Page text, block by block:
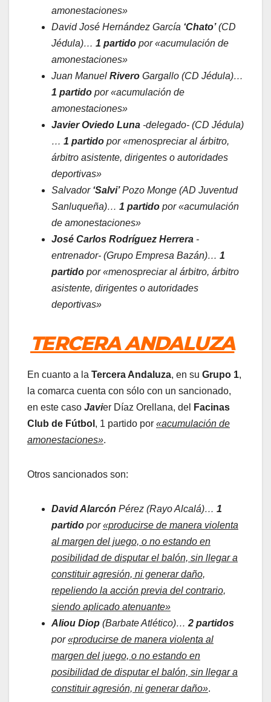
amonestaciones»
David José Hernández García ‘Chato’(CD
Jédula)… 1 partido por «acumulación de
amonestaciones»
Juan Manuel Rivero Gargallo (CD Jédula)…
1 partido por «acumulación de
amonestaciones»
Javier Oviedo Luna -delegado- (CD Jédula)
… 1 partido por «menospreciar al árbitro,
árbitro asistente, dirigentes o autoridades
deportivas»
Salvador ‘Salvi’Pozo Monge (AD Juventud
Sanluqueña)… 1 partido por «acumulación
de amonestaciones»
José Carlos Rodríguez Herrera -
entrenador- (Grupo Empresa Bazán)… 1
partido por «menospreciar al árbitro, árbitro
asistente, dirigentes o autoridades
deportivas»
TERCERA ANDALUZA
En cuanto a la Tercera Andaluza, en su Grupo 1,
la comarca cuenta con sólo con un sancionado,
en este caso Javier Díaz Orellana, del
Facinas
Club de Fútbol , 1 partido por «acumulación de
amonestaciones».
Otros sancionados son:
David Alarcón Pérez (Rayo Alcalá)… 1
partido por«producirse de manera violenta
al margen del juego, o no estando en
posibilidad de disputar el balón, sin llegar a
constituir agresión, ni generar daño,
repeliendo la acción previa del contrario,
siendo aplicado atenuante»
Aliou Diop (Barbate Atlético)… 2 partidos
por«producirse de manera violenta al
margen del juego, o no estando en
posibilidad de disputar el balón, sin llegar a
constituir agresión, ni generar daño».